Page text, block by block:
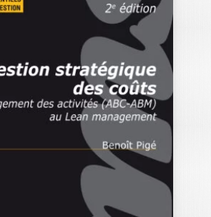
DE
– 2E
TELLIER|
LABELLISE FNEGE 2014 --
d’innovation est l’une des